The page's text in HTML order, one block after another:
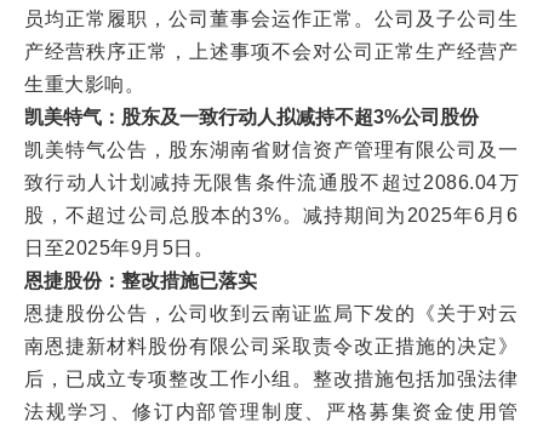
员均正常履职，公司董事会运作正常。公司及子公司生
产经营秩序正常，上述事项不会对公司正常生产经营产
生重大影响。
凯美特气：股东及一致行动人拟减持不超3%公司股份
凯美特气公告，股东湖南省财信资产管理有限公司及一
致行动人计划减持无限售条件流通股不超过2086.04万
股，不超过公司总股本的3%。减持期间为2025年6月6
日至2025年9月5日。
恩捷股份：整改措施已落实
恩捷股份公告，公司收到云南证监局下发的《关于对云
南恩捷新材料股份有限公司采取责令改正措施的决定》
后，已成立专项整改工作小组。整改措施包括加强法律
法规学习、修订内部管理制度、严格募集资金使用管